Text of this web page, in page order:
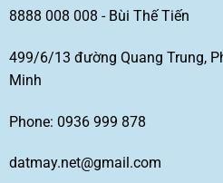
8888 008 008 - Bùi Thế Tiến
499/6/13 đường Quang Trung,
Minh
Phone: 0936 999 878
datmay.net@gmail.com